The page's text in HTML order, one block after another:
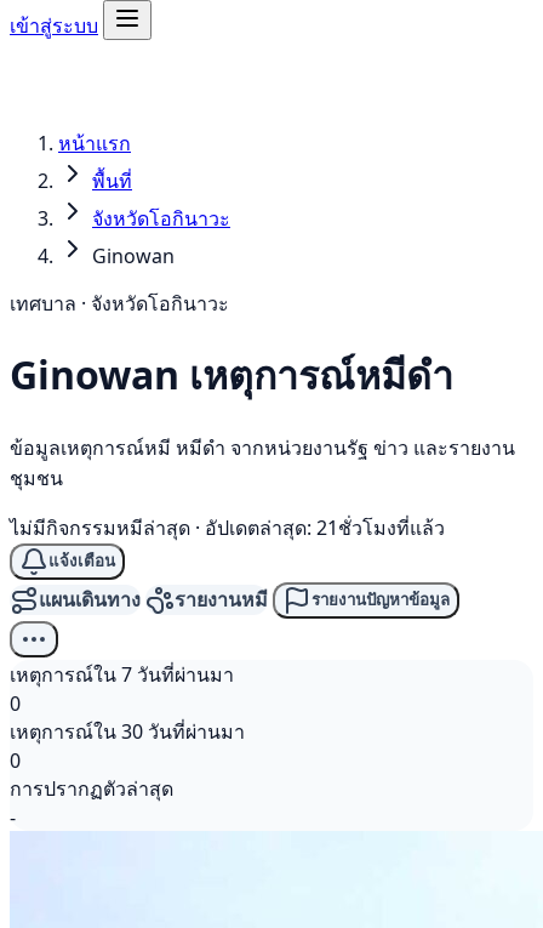
เข้าสู่ระบบ
หน้าแรก
พื้นที่
จังหวัดโอกินาวะ
Ginowan
เทศบาล · จังหวัดโอกินาวะ
Ginowan เหตุการณ์หมีดำ
ข้อมูลเหตุการณ์หมี หมีดำ จากหน่วยงานรัฐ ข่าว และรายงาน
ชุมชน
ไม่มีกิจกรรมหมีล่าสุด · อัปเดตล่าสุด: 21ชั่วโมงที่แล้ว
แจ้งเตือน
แผนเดินทาง รายงานหมี รายงานปัญหาข้อมูล
เหตุการณ์ใน 7 วันที่ผ่านมา
0
เหตุการณ์ใน 30 วันที่ผ่านมา
0
การปรากฏตัวล่าสุด
-